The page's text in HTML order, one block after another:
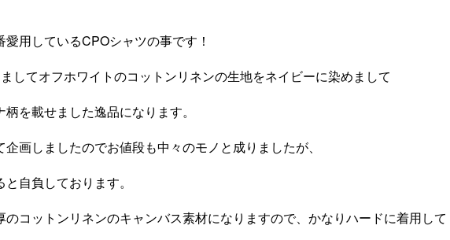
用しているCPOシャツの事です！
してオフホワイトのコットンリネンの生地をネイビーに染めまして
を載せました逸品になります。
画しましたのでお値段も中々のモノと成りましたが、
自負しております。
のコットンリネンのキャンバス素材になりますので、かなりハードに着用して